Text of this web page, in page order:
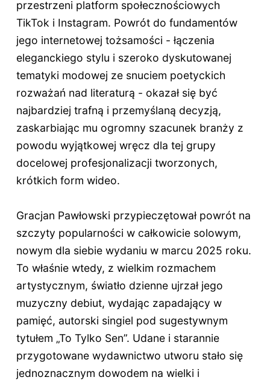
przestrzeni platform społecznościowych
TikTok i Instagram. Powrót do fundamentów
jego internetowej tożsamości - łączenia
eleganckiego stylu i szeroko dyskutowanej
tematyki modowej ze snuciem poetyckich
rozważań nad literaturą - okazał się być
najbardziej trafną i przemyślaną decyzją,
zaskarbiając mu ogromny szacunek branży z
powodu wyjątkowej wręcz dla tej grupy
docelowej profesjonalizacji tworzonych,
krótkich form wideo.
Gracjan Pawłowski przypieczętował powrót na
szczyty popularności w całkowicie solowym,
nowym dla siebie wydaniu w marcu 2025 roku.
To właśnie wtedy, z wielkim rozmachem
artystycznym, światło dzienne ujrzał jego
muzyczny debiut, wydając zapadający w
pamięć, autorski singiel pod sugestywnym
tytułem „To Tylko Sen”. Udane i starannie
przygotowane wydawnictwo utworu stało się
jednoznacznym dowodem na wielki i